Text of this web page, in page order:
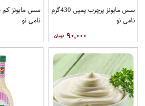
سس مایونز پرچرب پمپی 430گرم
نامی نو
۹۰,۰۰۰
نامی نو